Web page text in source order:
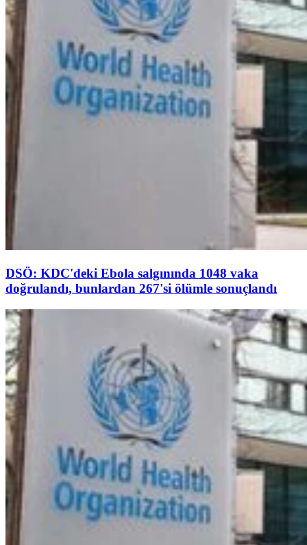
DSÖ: KDC'deki Ebola salgınında 1048 vaka
doğrulandı, bunlardan 267'si ölümle sonuçlandı